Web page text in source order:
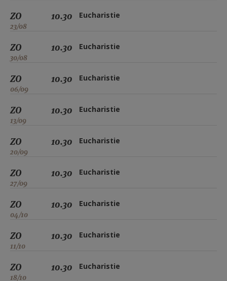
ZO
23/08
10.30 Eucharistie
ZO
30/08
10.30 Eucharistie
ZO
06/09
10.30 Eucharistie
ZO
13/09
10.30 Eucharistie
ZO
20/09
10.30 Eucharistie
ZO
27/09
10.30 Eucharistie
ZO
04/10
10.30 Eucharistie
ZO
11/10
10.30 Eucharistie
ZO
18/10
10.30 Eucharistie